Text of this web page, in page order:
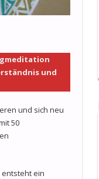
und
und sich neu
50
entsteht ein